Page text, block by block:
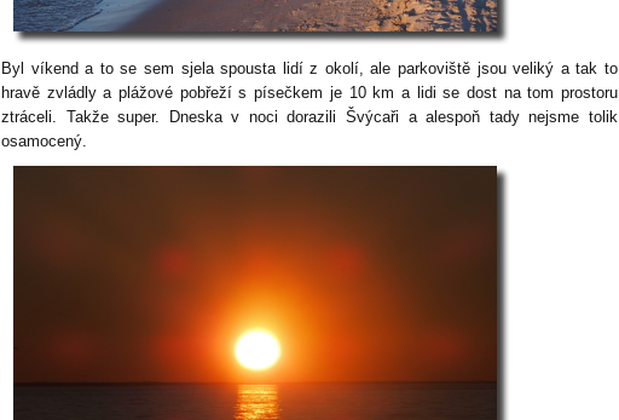
Byl víkend a to se sem sjela spousta lidí z okolí, ale parkoviště jsou veliký a tak to
hravě zvládly a plážové pobřeží s písečkem je 10 km a lidi se dost na tom prostoru
ztráceli. Takže super. Dneska v noci dorazili Švýcaři a alespoň tady nejsme tolik
osamocený.